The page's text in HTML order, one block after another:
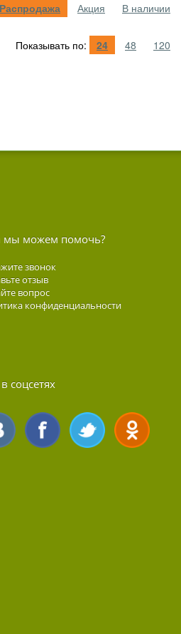
Распродажа Акция В наличии
Показывать по: 24 48 120
мы можем помочь?
звонок
отзыв
вопрос
конфиденциальности
соцсетях